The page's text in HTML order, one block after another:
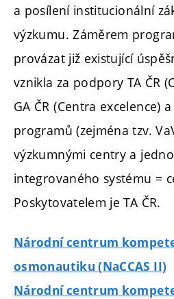
a posílení institucionální
výzkumu. Záměrem
provázat již existující
vznikla za podpory TA ČR
GA ČR (Centra excelence)
programů (zejména tzv.
výzkumnými centry a
integrovaného systému =
Poskytovatelem je TA ČR.
Národní centrum
osmonautiku (NaCCAS II)
Národní centrum